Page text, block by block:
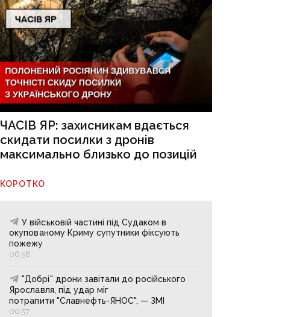
ЧАСІВ ЯР: захисникам вдається
скидати посилки з дронів
максимально близько до позицій
КОРОТКО
У військовій частині під Судаком в
окупованому Криму супутники фіксують
пожежу
06:58
"Добрі" дрони завітали до російського
Ярославля, під удар міг
потрапити "Славнефть-ЯНОС", — ЗМІ
06:57